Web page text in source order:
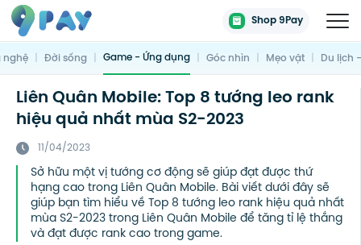
Shop 9Pay
nghệ | Đời sống | Game - Ứng dụng | Góc nhìn | Mẹo vặt | Du lịch
Liên Quân Mobile: Top 8 tướng leo rank
hiệu quả nhất mùa S2-2023
11/04/2023
Sở hữu một vị tướng cơ động sẽ giúp đạt được thứ
hạng cao trong Liên Quân Mobile. Bài viết dưới đây sẽ
giúp bạn tìm hiểu về Top 8 tướng leo rank hiệu quả nhất
mùa S2-2023 trong Liên Quân Mobile để tăng tỉ lệ thắng
và đạt được rank cao trong game.